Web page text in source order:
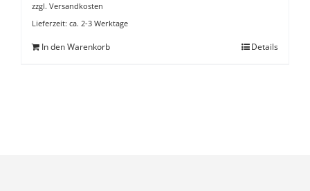
zzgl. Versandkosten
Lieferzeit: ca. 2-3 Werktage
In den Warenkorb Details